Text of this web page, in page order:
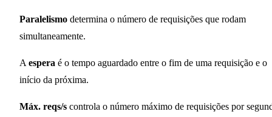
Paralelismo determina o número de requisições que rodam
simultaneamente.
A espera é o tempo aguardado entre o fim de uma requisição e o
início da próxima.
Máx. reqs/s controla o número máximo de requisições por